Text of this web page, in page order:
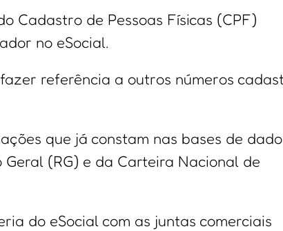
Cadastro de Pessoas Físicas (CPF)
no eSocial.
referência a outros números
que já constam nas bases de
(RG) e da Carteira Nacional de
do eSocial com as juntas comerciais